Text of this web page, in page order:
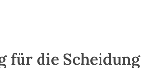
für die Scheidung